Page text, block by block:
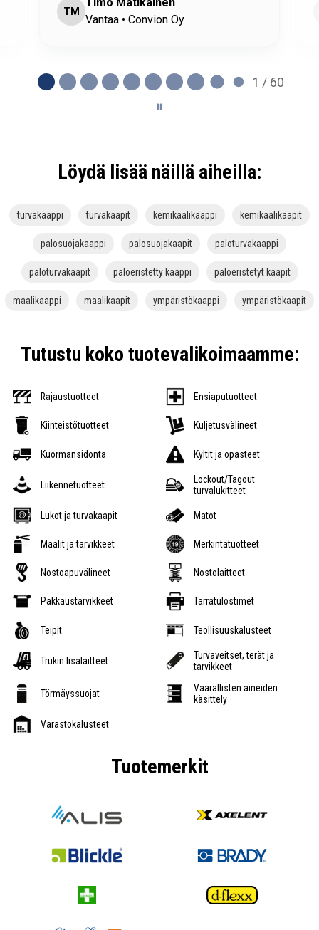
R
Riku
Orivesi • Ysitien Auto Oy
2 / 60
Löydä lisää näillä aiheilla:
turvakaappi turvakaapit kemikaalikaappi kemikaalikaapit
palosuojakaappi palosuojakaapit paloturvakaappi
paloturvakaapit paloeristetty kaappi paloeristetyt kaapit
maalikaappi maalikaapit ympäristökaappi ympäristökaapit
Tutustu koko tuotevalikoimaamme:
Rajaustuotteet Ensiaputuotteet
Kiinteistötuotteet Kuljetusvälineet
Kuormansidonta Kyltit ja opasteet
Liikennetuotteet
Lockout/Tagout
turvalukitteet
Lukot ja turvakaapit Matot
Maalit ja tarvikkeet Merkintätuotteet
Nostoapuvälineet Nostolaitteet
Pakkaustarvikkeet Tarratulostimet
Teipit Teollisuuskalusteet
Trukin lisälaitteet
Turvaveitset, terät ja
tarvikkeet
Törmäyssuojat
Vaarallisten aineiden
käsittely
Varastokalusteet
Tuotemerkit